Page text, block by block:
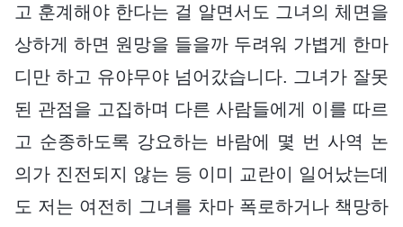
고 훈계해야 한다는 걸 알면서도 그녀의 체면을
상하게 하면 원망을 들을까 두려워 가볍게 한마
디만 하고 유야무야 넘어갔습니다. 그녀가 잘못
된 관점을 고집하며 다른 사람들에게 이를 따르
고 순종하도록 강요하는 바람에 몇 번 사역 논
의가 진전되지 않는 등 이미 교란이 일어났는데
도 저는 여전히 그녀를 차마 폭로하거나 책망하